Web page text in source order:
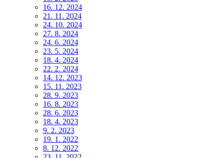
16. 12. 2024
21. 11. 2024
24. 10. 2024
27. 8. 2024
24. 6. 2024
23. 5. 2024
18. 4. 2024
22. 2. 2024
14. 12. 2023
15. 11. 2023
28. 9. 2023
16. 8. 2023
28. 6. 2023
18. 4. 2023
9. 2. 2023
19. 1. 2022
8. 12. 2022